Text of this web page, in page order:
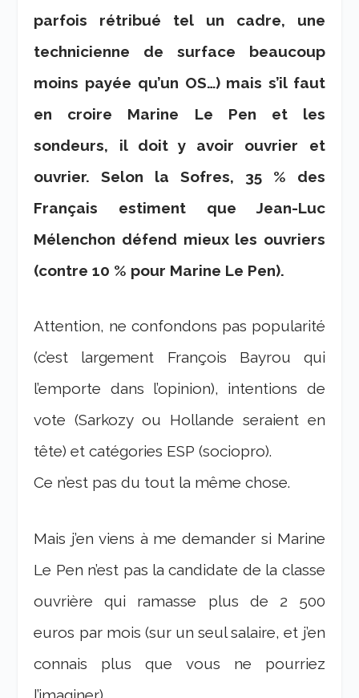
parfois rétribué tel un cadre, une
technicienne de surface beaucoup
moins payée qu’un OS…) mais s’il faut
en croire Marine Le Pen et les
sondeurs, il doit y avoir ouvrier et
ouvrier. Selon la Sofres, 35 % des
Français estiment que Jean-Luc
Mélenchon défend mieux les ouvriers
(contre 10 % pour Marine Le Pen).
Attention, ne confondons pas popularité
(c’est largement François Bayrou qui
l’emporte dans l’opinion), intentions de
vote (Sarkozy ou Hollande seraient en
tête) et catégories ESP (sociopro).
Ce n’est pas du tout la même chose.
Mais j’en viens à me demander si Marine
Le Pen n’est pas la candidate de la classe
ouvrière qui ramasse plus de 2 500
euros par mois (sur un seul salaire, et j’en
connais plus que vous ne pourriez